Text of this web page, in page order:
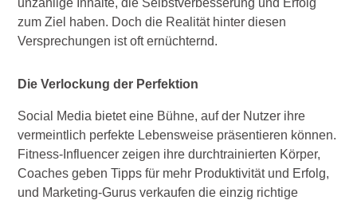
unzählige Inhalte, die Selbstverbesserung und Erfolg
zum Ziel haben. Doch die Realität hinter diesen
Versprechungen ist oft ernüchternd.
Die Verlockung der Perfektion
Social Media bietet eine Bühne, auf der Nutzer ihre
vermeintlich perfekte Lebensweise präsentieren können.
Fitness-Influencer zeigen ihre durchtrainierten Körper,
Coaches geben Tipps für mehr Produktivität und Erfolg,
und Marketing-Gurus verkaufen die einzig richtige